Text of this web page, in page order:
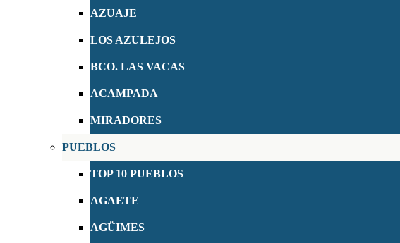
AZUAJE
LOS AZULEJOS
BCO. LAS VACAS
ACAMPADA
MIRADORES
PUEBLOS
TOP 10 PUEBLOS
AGAETE
AGÜIMES